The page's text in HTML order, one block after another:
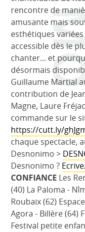
rencontre de
amusante mais
esthétiques
accessible dès le
chanter... et
désormais
Guillaume Martial
contribution de
Magne, Laure
commande sur le
https://cutt.ly/
chaque spectacle,
Desnonimo >
Desnonimo ?
CONFIANCE Les
(40) La Paloma -
Roubaix (62)
Agora - Billère (64)
Festival petite